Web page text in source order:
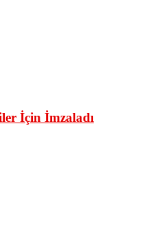
İçin İmzaladı